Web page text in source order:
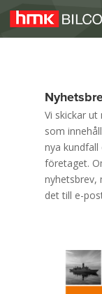
Vi skickar
som
nya
företaget.
nyhetsbrev,
det till e-